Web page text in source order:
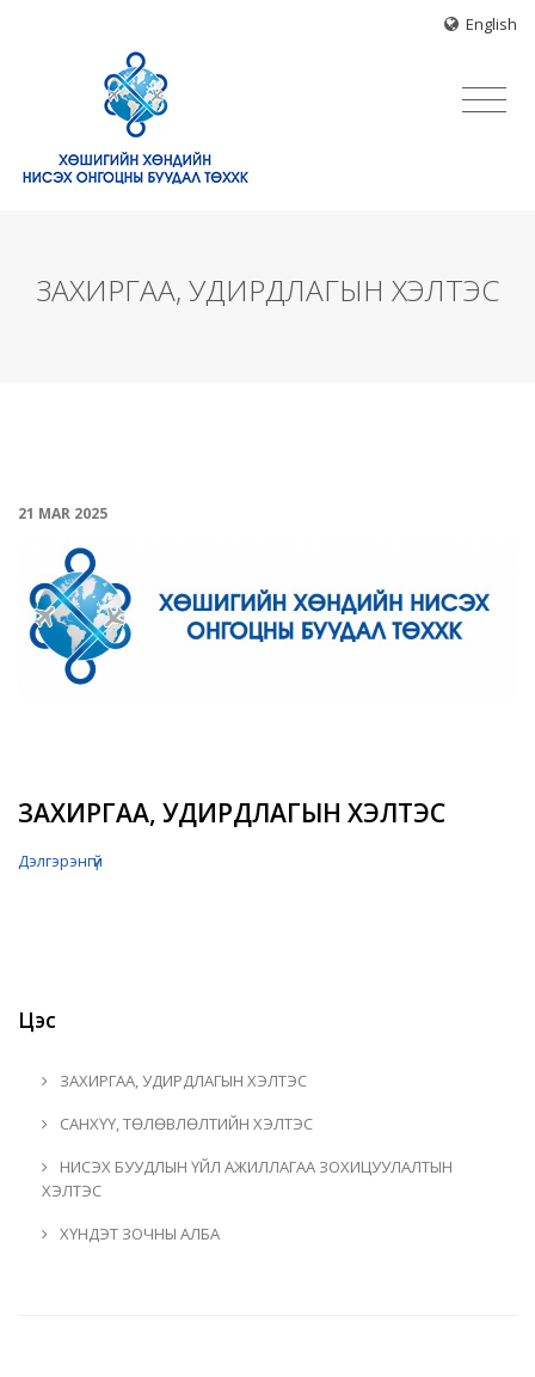
English
ЗАХИРГАА, УДИРДЛАГЫН ХЭЛТЭС
21 MAR 2025
ЗАХИРГАА, УДИРДЛАГЫН ХЭЛТЭС
Дэлгэрэнгүй
Цэс
ЗАХИРГАА, УДИРДЛАГЫН ХЭЛТЭС
САНХҮҮ, ТӨЛӨВЛӨЛТИЙН ХЭЛТЭС
НИСЭХ БУУДЛЫН ҮЙЛ АЖИЛЛАГАА ЗОХИЦУУЛАЛТЫН
ХЭЛТЭС
ХҮНДЭТ ЗОЧНЫ АЛБА